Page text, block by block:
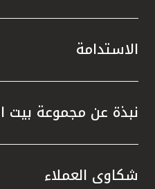
الاستدامة
نبذة عن مجموعة بيت
شكاوى العملاء